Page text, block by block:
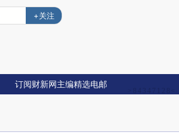
+关注
订阅财新网主编精选电邮